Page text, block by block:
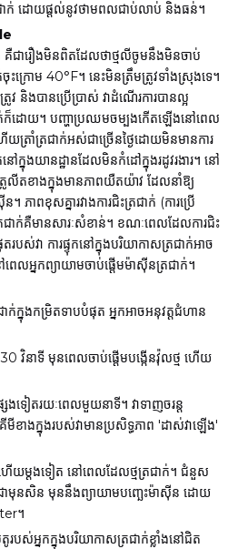
ក់ ដោយផ្តល់នូវថាមពលជាប់លាប់ និងធន់។
ជារឿងមិនពិតដែលថាថ្មលីចូមនឹងមិនចាប់
ះក្រោម 40°F។ នេះមិនត្រឹមត្រូវទាំងស្រុងទេ។
និងបានប្រើប្រាស់ វាដំណើរការបានល្អ
ក់ក៏ដោយ។ បញ្ហាប្រឈមចម្បងកើតឡើងនៅពេល
ត្រាំត្រជាក់អស់ជាច្រើនថ្ងៃដោយមិនមានការ
ៅក្នុងយានដ្ឋានដែលមិនកំដៅក្នុងរដូវរងារ។ នៅ
រូលីតខាងក្នុងមានភាពយឺតយ៉ាវ ដែលនាំឱ្យ
ាពខុសគ្នារវាងការជិះត្រជាក់ (ការប្រើ
រជាក់គឺមានសារៈសំខាន់។ ខណៈពេលដែលការជិះ
របស់វា ការផ្ទុកនៅក្នុងបរិយាកាសត្រជាក់អាច
េលអ្នកព្យាយាមចាប់ផ្តើមម៉ាស៊ីនត្រជាក់។
ាក់ក្នុងកម្រិតទាបបំផុត អ្នកអាចអនុវត្តជំហាន
វិនាទី មុនពេលចាប់ផ្តើមបង្កើនវ៉ុលថ្ម ហើយ
េងទៀតរយៈពេលមួយនាទី។ វាទាញចរន្ត
ខាងក្នុងរបស់វាមានប្រសិទ្ធភាព 'ដាស់វាឡើង'
ើយម្តងទៀត នៅពេលដែលថ្មត្រជាក់។ ជំនួស
ជាមុនសិន មុននឹងព្យាយាមបញ្ឆេះម៉ាស៊ីន ដោយ
។
បស់អ្នកក្នុងបរិយាកាសត្រជាក់ខ្លាំងនៅជិត